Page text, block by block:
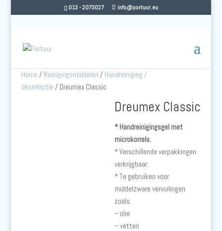
013 - 2073027 info@portuur.eu
Home / Reinigingsmiddelen / Handreiniging /
desinfectie / Dreumex Classic
Dreumex Classic
* Handreinigingsgel met
microkorrels.
* Verschillende verpakkingen
verkrijgbaar.
* Te gebruiken voor
middelzware vervuilingen
zoals:
– olie
– vetten